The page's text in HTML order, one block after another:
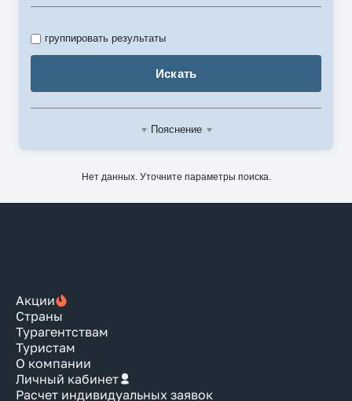
Искать
группировать результаты
Пояснение
Нет данных. Уточните параметры поиска.
Акции
Страны
Турагентствам
Туристам
О компании
Личный кабинет
Расчет индивидуальных заявок